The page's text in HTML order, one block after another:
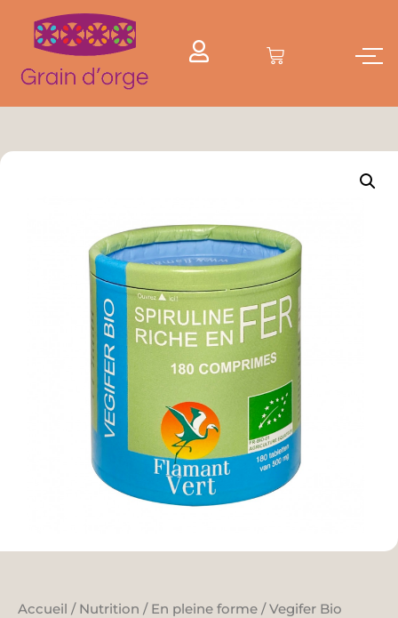
Accueil / Nutrition / En pleine forme / Vegifer Bio